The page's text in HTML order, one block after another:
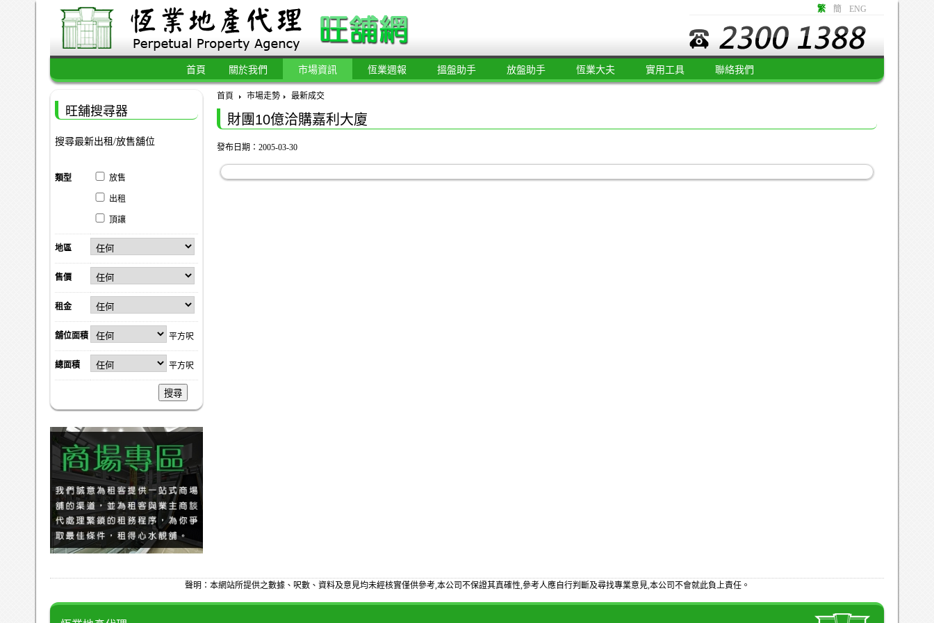
繁 簡 ENG
首頁 關於我們 市場資訊 恆業週報 搵盤助手 放盤助手 恆業大夫 實用工具 聯絡我們
首頁 市場走勢 最新成交
財團10億洽購嘉利大廈
發布日期：2005-03-30
旺舖搜尋器
搜尋最新出租/放售舖位
類型 放售
出租
頂讓
地區
售價
租金
舖位面積 平方呎
總面積 平方呎
搜尋
聲明：本網站所提供之數據、呎數、資料及意見均未經核實僅供參考,本公司不保證其真確性,參考人應自行判斷及尋找專業意見,本公司不會就此負上責任。